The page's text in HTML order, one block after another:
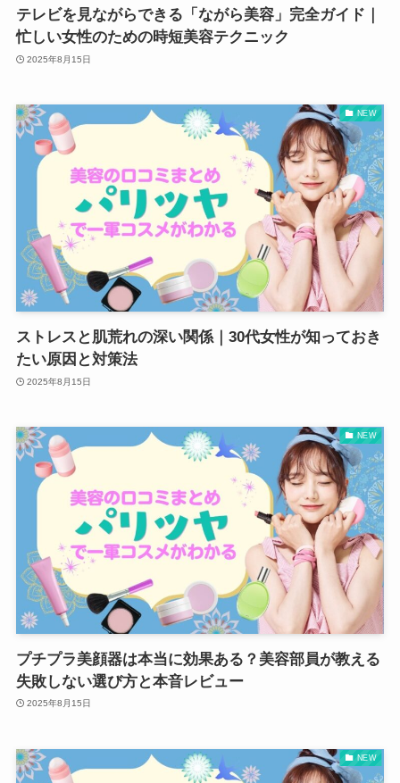
テレビを見ながらできる「ながら美容」完全ガイド｜
忙しい女性のための時短美容テクニック
2025年8月15日
NEW
ストレスと肌荒れの深い関係｜30代女性が知っておき
たい原因と対策法
2025年8月15日
NEW
プチプラ美顔器は本当に効果ある？美容部員が教える
失敗しない選び方と本音レビュー
2025年8月15日
NEW